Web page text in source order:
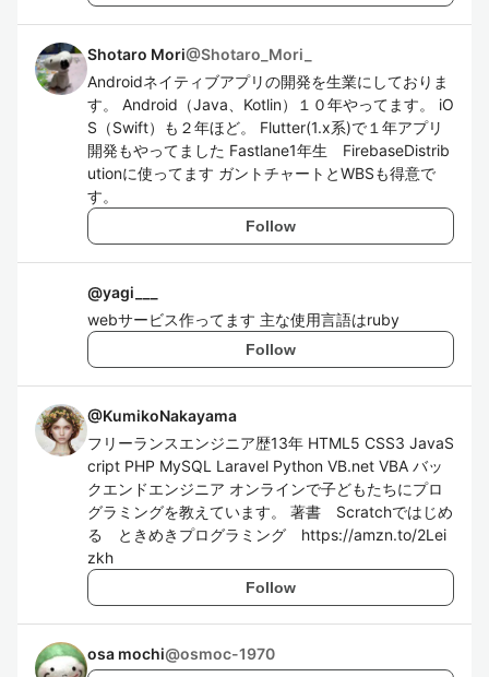
Shotaro Mori@Shotaro_Mori_
Androidネイティブアプリの開発を生業にしておりま
す。 Android（Java、Kotlin）１０年やってます。 iO
S（Swift）も２年ほど。 Flutter(1.x系)で１年アプリ
開発もやってました Fastlane1年生 FirebaseDistrib
utionに使ってます ガントチャートとWBSも得意で
す。
Follow
@yagi___
webサービス作ってます 主な使用言語はruby
Follow
@KumikoNakayama
フリーランスエンジニア歴13年 HTML5 CSS3 JavaS
cript PHP MySQL Laravel Python VB.net VBA バッ
クエンドエンジニア オンラインで子どもたちにプロ
グラミングを教えています。 著書 Scratchではじめ
る ときめきプログラミング https://amzn.to/2Lei
zkh
Follow
osa mochi@osmoc-1970